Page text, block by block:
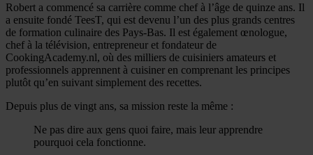
Robert a commencé sa carrière comme chef à l’âge de quinze ans. Il
a ensuite fondé TeesT, qui est devenu l’un des plus grands centres
de formation culinaire des Pays-Bas. Il est également œnologue,
chef à la télévision, entrepreneur et fondateur de
CookingAcademy.nl, où des milliers de cuisiniers amateurs et
professionnels apprennent à cuisiner en comprenant les principes
plutôt qu’en suivant simplement des recettes.
Depuis plus de vingt ans, sa mission reste la même :
Ne pas dire aux gens quoi faire, mais leur apprendre
pourquoi cela fonctionne.